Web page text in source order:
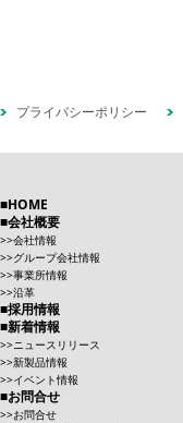
プライバシーポリシー
HOME
会社概要
会社情報
グループ会社情報
事業所情報
沿革
採用情報
新着情報
ニュースリリース
新製品情報
イベント情報
お問合せ
お問合せ